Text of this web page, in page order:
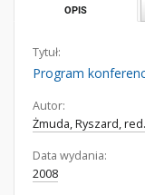
OPIS
Tytuł:
Program
Autor:
Żmuda, Ryszard,
Data wydania:
2008